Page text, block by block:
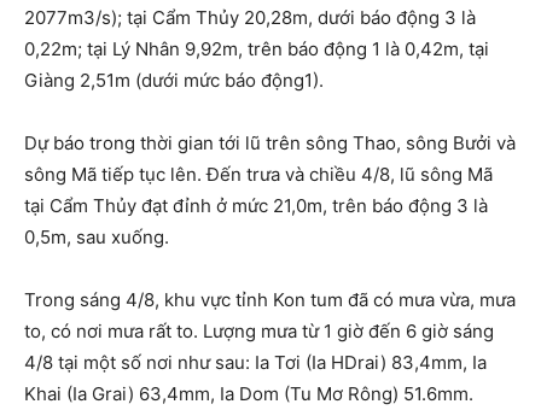
2077m3/s); tại Cẩm Thủy 20,28m, dưới báo động 3 là
0,22m; tại Lý Nhân 9,92m, trên báo động 1 là 0,42m, tại
Giàng 2,51m (dưới mức báo động1).
Dự báo trong thời gian tới lũ trên sông Thao, sông Bưởi và
sông Mã tiếp tục lên. Đến trưa và chiều 4/8, lũ sông Mã
tại Cẩm Thủy đạt đỉnh ở mức 21,0m, trên báo động 3 là
0,5m, sau xuống.
Trong sáng 4/8, khu vực tỉnh Kon tum đã có mưa vừa, mưa
to, có nơi mưa rất to. Lượng mưa từ 1 giờ đến 6 giờ sáng
4/8 tại một số nơi như sau: Ia Tơi (Ia HDrai) 83,4mm, Ia
Khai (Ia Grai) 63,4mm, Ia Dom (Tu Mơ Rông) 51.6mm.